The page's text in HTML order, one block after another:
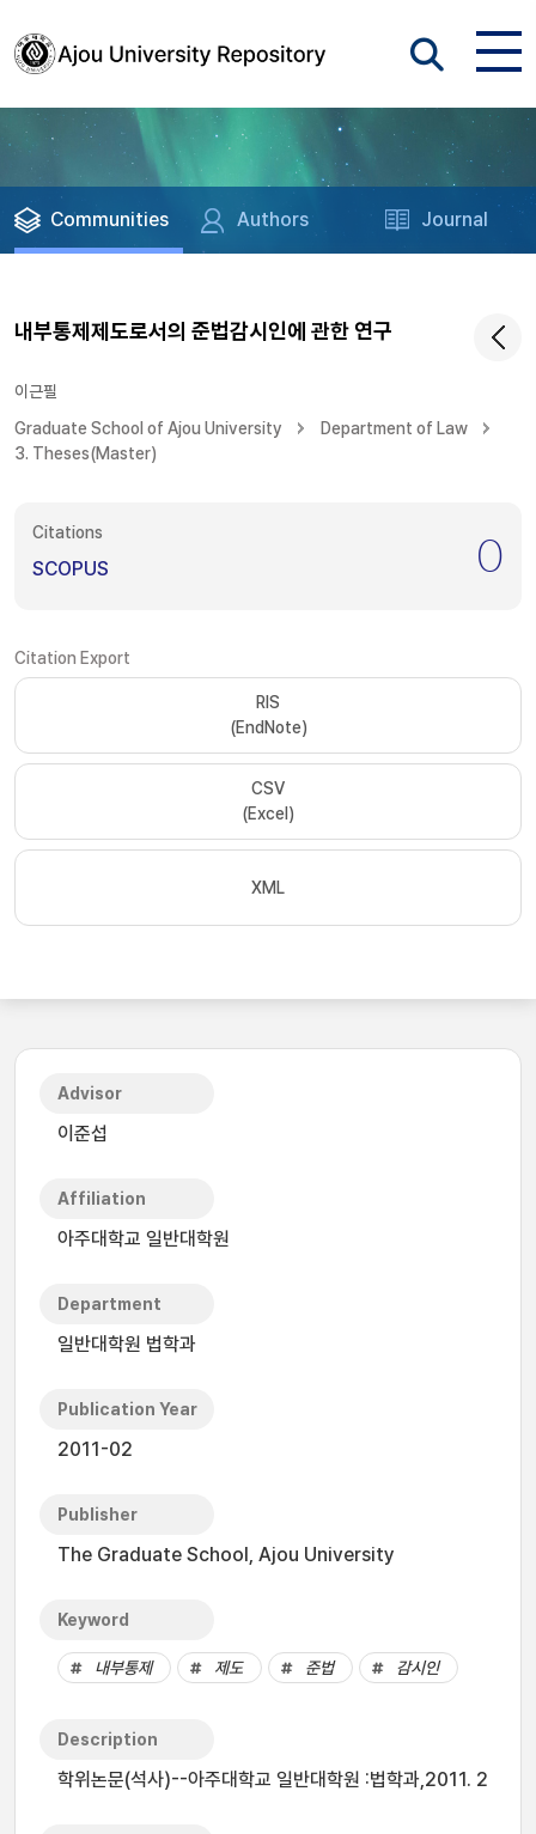
Communities Authors Journal
내부통제제도로서의 준법감시인에 관한 연구
이근필
Graduate School of Ajou University
Department of Law
3. Theses(Master)
Citations
SCOPUS 0
Citation Export
RIS
(EndNote)
CSV
(Excel)
XML
Advisor
이준섭
Affiliation
아주대학교 일반대학원
Department
일반대학원 법학과
Publication Year
2011-02
Publisher
The Graduate School, Ajou University
Keyword
내부통제 제도 준법 감시인
Description
학위논문(석사)--아주대학교 일반대학원 :법학과,2011. 2